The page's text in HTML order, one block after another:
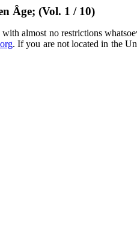
Âge; (Vol. 1 / 10)
almost no restrictions
. If you are not located in the